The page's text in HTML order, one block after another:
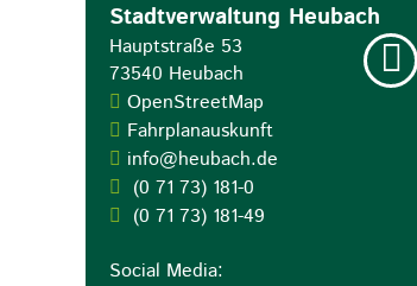
Stadtverwaltung Heubach
Hauptstraße 53
73540 Heubach
OpenStreetMap
Fahrplanauskunft
info@heubach.de
(0 71 73) 181-0
(0 71 73) 181-49
Social Media: